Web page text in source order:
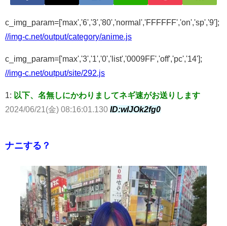
c_img_param=['max','6','3','80','normal','FFFFFF','on','sp','9'];
//img-c.net/output/category/anime.js
c_img_param=['max','3','1','0','list','0009FF','off','pc','14'];
//img-c.net/output/site/292.js
1: 以下、名無しにかわりましてネギ速がお送りします
2024/06/21(金) 08:16:01.130 ID:wIJOk2fg0
ナニする？